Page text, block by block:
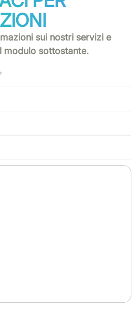
sui nostri servizi e
modulo sottostante.